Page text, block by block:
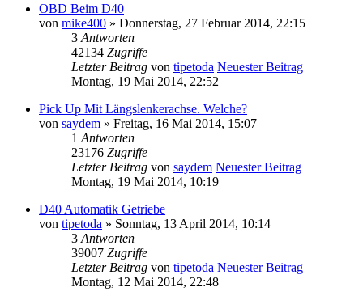
OBD Beim D40
von mike400 » Donnerstag, 27 Februar 2014, 22:15
3 Antworten
42134 Zugriffe
Letzter Beitrag von tipetoda Neuester Beitrag
Montag, 19 Mai 2014, 22:52
Pick Up Mit Längslenkerachse. Welche?
von saydem » Freitag, 16 Mai 2014, 15:07
1 Antworten
23176 Zugriffe
Letzter Beitrag von saydem Neuester Beitrag
Montag, 19 Mai 2014, 10:19
D40 Automatik Getriebe
von tipetoda » Sonntag, 13 April 2014, 10:14
3 Antworten
39007 Zugriffe
Letzter Beitrag von tipetoda Neuester Beitrag
Montag, 12 Mai 2014, 22:48